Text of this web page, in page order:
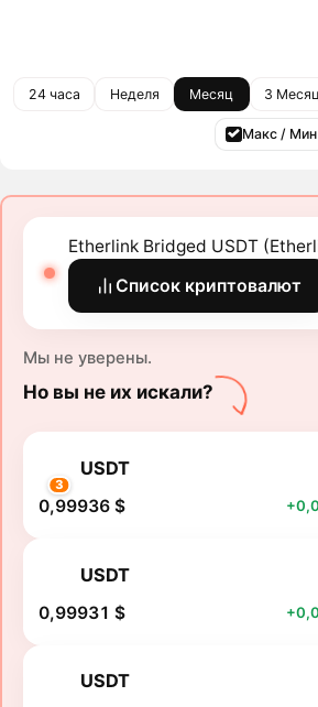
24 часа Неделя Месяц 3
Макс / Мин
Etherlink Bridged USDT
Список криптовалют
Мы не уверены.
Но вы не их искали?
3
USDT
0,99936 $
USDT
0,99931 $
USDT